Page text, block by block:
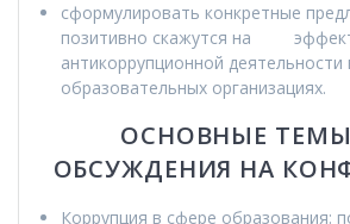
сформулировать конкретные
позитивно скажутся на
антикоррупционной деятельности
образовательных организациях.
ОСНОВНЫЕ
ОБСУЖДЕНИЯ НА
Коррупция в сфере образования: